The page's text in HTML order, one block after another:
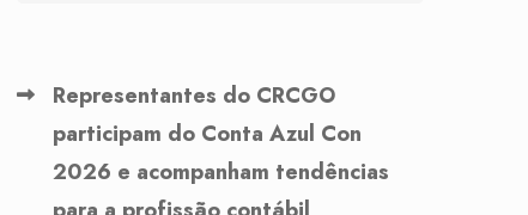
Representantes do CRCGO
participam do Conta Azul Con
2026 e acompanham tendências